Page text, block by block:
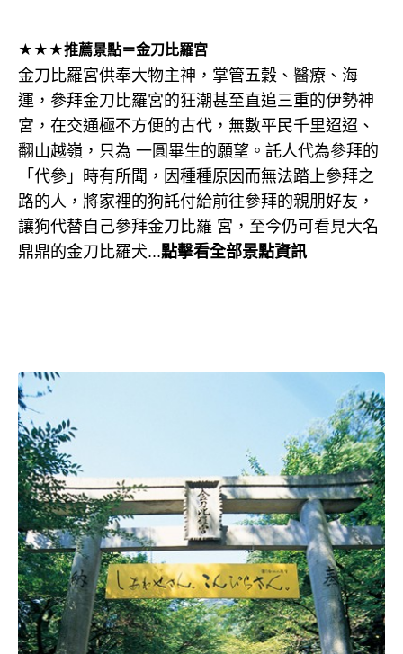
★★★推薦景點＝金刀比羅宮
金刀比羅宮供奉大物主神，掌管五穀、醫療、海
運，參拜金刀比羅宮的狂潮甚至直追三重的伊勢神
宮，在交通極不方便的古代，無數平民千里迢迢、
翻山越嶺，只為 一圓畢生的願望。託人代為參拜的
「代參」時有所聞，因種種原因而無法踏上參拜之
路的人，將家裡的狗託付給前往參拜的親朋好友，
讓狗代替自己參拜金刀比羅 宮，至今仍可看見大名
鼎鼎的金刀比羅犬...點擊看全部景點資訊